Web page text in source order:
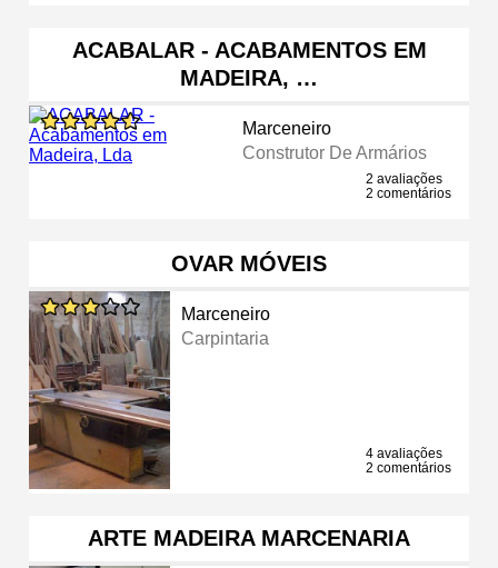
ACABALAR - ACABAMENTOS EM
MADEIRA, …
Marceneiro
Construtor De Armários
2 avaliações
2 comentários
OVAR MÓVEIS
Marceneiro
Carpintaria
4 avaliações
2 comentários
ARTE MADEIRA MARCENARIA